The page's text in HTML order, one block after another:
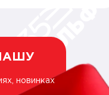
новинках